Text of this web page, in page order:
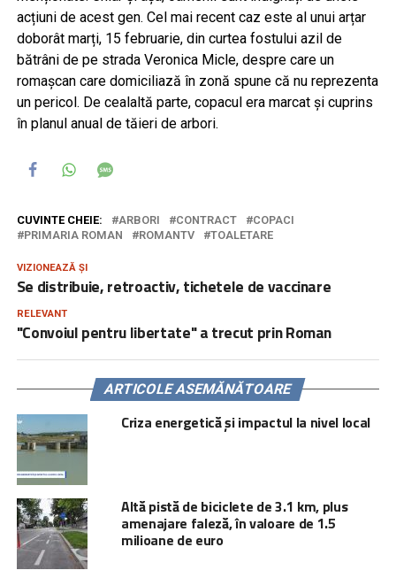
acțiuni de acest gen. Cel mai recent caz este al unui arțar
doborât marți, 15 februarie, din curtea fostului azil de
bătrâni de pe strada Veronica Micle, despre care un
romașcan care domiciliază în zonă spune că nu reprezenta
un pericol. De cealaltă parte, copacul era marcat și cuprins
în planul anual de tăieri de arbori.
CUVINTE CHEIE: ARBORI CONTRACT
COPACI
PRIMARIA ROMAN
ROMANTV TOALETARE
VIZIONEAZĂ ȘI
Se distribuie, retroactiv, tichetele de vaccinare
RELEVANT
"Convoiul pentru libertate" a trecut prin Roman
ARTICOLE ASEMĂNĂTOARE
Criza energetică și impactul la nivel local
Altă pistă de biciclete de 3.1 km, plus
amenajare faleză, în valoare de 1.5
milioane de euro